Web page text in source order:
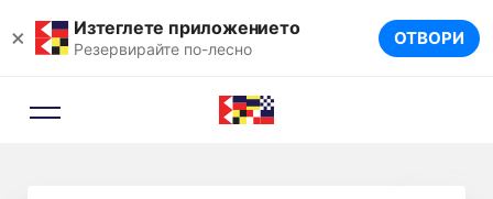
× Изтеглете приложението
Резервирайте по-лесно ОТВОРИ